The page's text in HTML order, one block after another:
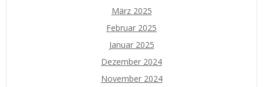
März 2025
Februar 2025
Januar 2025
Dezember 2024
November 2024